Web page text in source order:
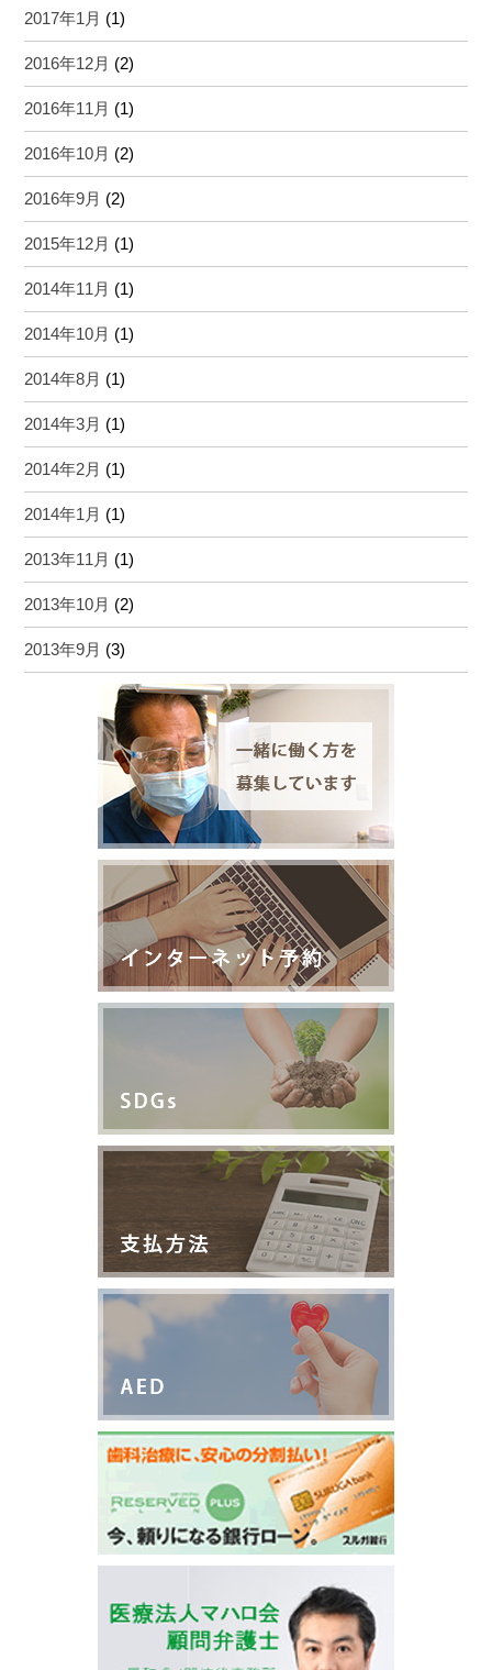
2017年1月 (1)
2016年12月 (2)
2016年11月 (1)
2016年10月 (2)
2016年9月 (2)
2015年12月 (1)
2014年11月 (1)
2014年10月 (1)
2014年8月 (1)
2014年3月 (1)
2014年2月 (1)
2014年1月 (1)
2013年11月 (1)
2013年10月 (2)
2013年9月 (3)